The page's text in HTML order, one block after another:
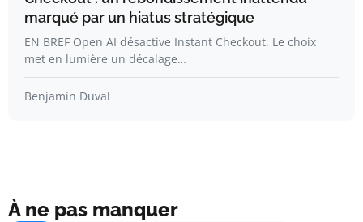
marqué par un hiatus stratégique
EN BREF Open AI désactive Instant Checkout. Le choix
met en lumière un décalage…
Benjamin Duval
À ne pas manquer